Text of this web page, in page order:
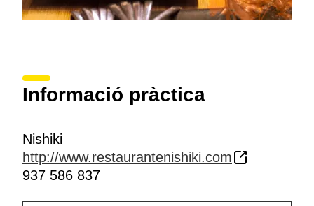
Informació pràctica
Nishiki
http://www.restaurantenishiki.com
937 586 837